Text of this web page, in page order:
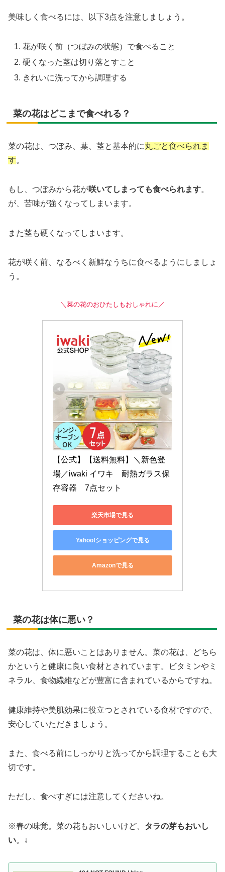
美味しく食べるには、以下3点を注意しましょう。
花が咲く前（つぼみの状態）で食べること
硬くなった茎は切り落とすこと
きれいに洗ってから調理する
菜の花はどこまで食べれる？
菜の花は、つぼみ、葉、茎と基本的に丸ごと食べられま
す。
もし、つぼみから花が咲いてしまっても食べられます。
が、苦味が強くなってしまいます。
また茎も硬くなってしまいます。
花が咲く前、なるべく新鮮なうちに食べるようにしましょ
う。
＼菜の花のおひたしもおしゃれに／
【公式】【送料無料】＼新色登
場／iwaki イワキ　耐熱ガラス保
存容器　7点セット
楽天市場で見る
Yahoo!ショッピングで見る
Amazonで見る
菜の花は体に悪い？
菜の花は、体に悪いことはありません。菜の花は、どちら
かというと健康に良い食材とされています。ビタミンやミ
ネラル、食物繊維などが豊富に含まれているからですね。
健康維持や美肌効果に役立つとされている食材ですので、
安心していただきましょう。
また、食べる前にしっかりと洗ってから調理することも大
切です。
ただし、食べすぎには注意してくださいね。
※春の味覚。菜の花もおいしいけど、 タラの芽もおいし
い。↓